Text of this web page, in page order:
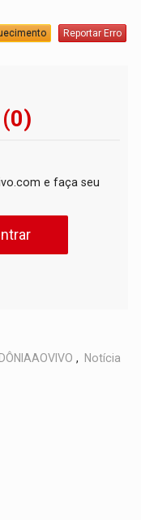
Reportar Erro
e faça seu
, Notícia